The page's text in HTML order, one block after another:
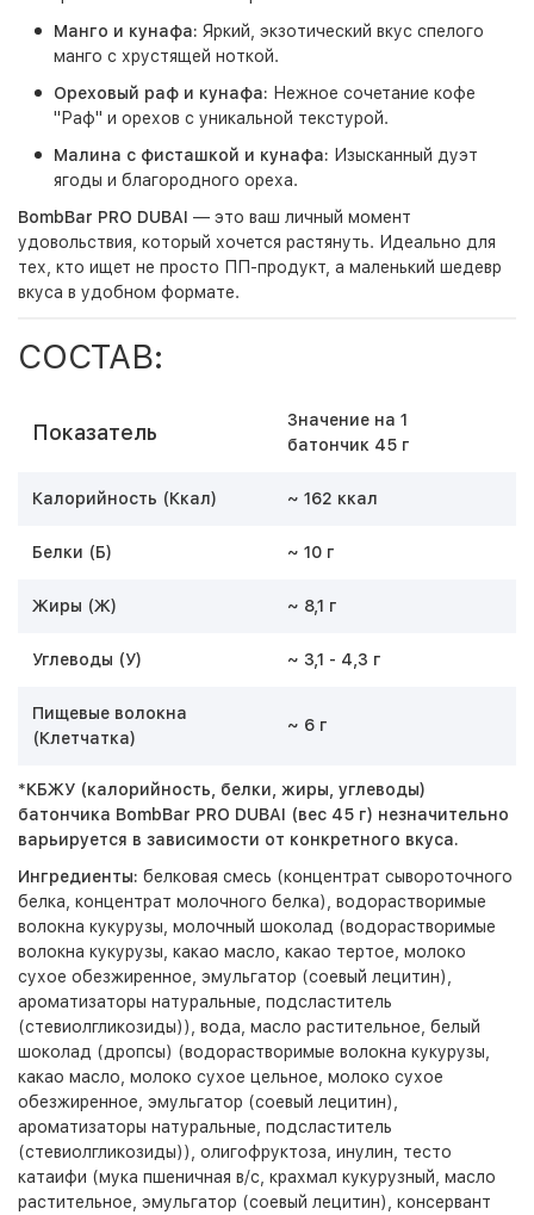
Манго и кунафа: Яркий, экзотический вкус спелого
манго с хрустящей ноткой.
Ореховый раф и кунафа: Нежное сочетание кофе
"Раф" и орехов с уникальной текстурой.
Малина с фисташкой и кунафа: Изысканный дуэт
ягоды и благородного ореха.
BombBar PRO DUBAI — это ваш личный момент
удовольствия, который хочется растянуть. Идеально для
тех, кто ищет не просто ПП-продукт, а маленький шедевр
вкуса в удобном формате.
СОСТАВ:
Показатель
Значение на 1
батончик 45 г
Калорийность (Ккал) ~ 162 ккал
Белки (Б) ~ 10 г
Жиры (Ж) ~ 8,1 г
Углеводы (У) ~ 3,1 - 4,3 г
Пищевые волокна
(Клетчатка)
~ 6 г
*КБЖУ (калорийность, белки, жиры, углеводы)
батончика BombBar PRO DUBAI (вес 45 г) незначительно
варьируется в зависимости от конкретного вкуса.
Ингредиенты: белковая смесь (концентрат сывороточного
белка, концентрат молочного белка), водорастворимые
волокна кукурузы, молочный шоколад (водорастворимые
волокна кукурузы, какао масло, какао тертое, молоко
сухое обезжиренное, эмульгатор (соевый лецитин),
ароматизаторы натуральные, подсластитель
(стевиолгликозиды)), вода, масло растительное, белый
шоколад (дропсы) (водорастворимые волокна кукурузы,
какао масло, молоко сухое цельное, молоко сухое
обезжиренное, эмульгатор (соевый лецитин),
ароматизаторы натуральные, подсластитель
(стевиолгликозиды)), олигофруктоза, инулин, тесто
катаифи (мука пшеничная в/с, крахмал кукурузный, масло
растительное, эмульгатор (соевый лецитин), консервант